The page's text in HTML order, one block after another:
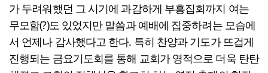
가 두려워했던 그 시기에 과감하게 부흥집회까지 여는
무모함(?)도 있었지만 말씀과 예배에 집중하려는 모습에
서 언제나 감사했다고 한다. 특히 찬양과 기도가 뜨겁게
진행되는 금요기도회를 통해 교회가 영적으로 더욱 탄탄